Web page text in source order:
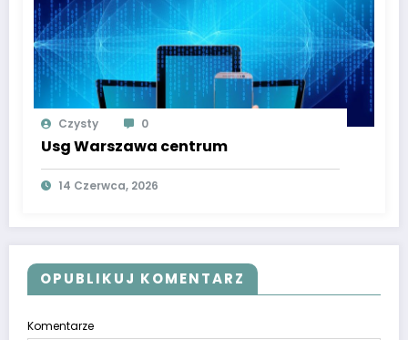
Czysty 0
Usg Warszawa centrum
14 Czerwca, 2026
OPUBLIKUJ KOMENTARZ
Komentarze